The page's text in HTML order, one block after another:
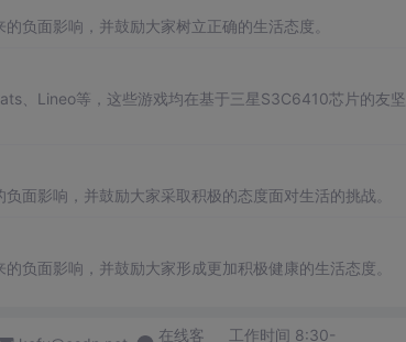
负面影响，并鼓励大家树立正确的生活态度。
、Lineo等，这些游戏均在基于三星S3C6410芯片的友坚
面影响，并鼓励大家采取积极的态度面对生活的挑战。
负面影响，并鼓励大家形成更加积极健康的生活态度。
在线客 工作时间 8:30-